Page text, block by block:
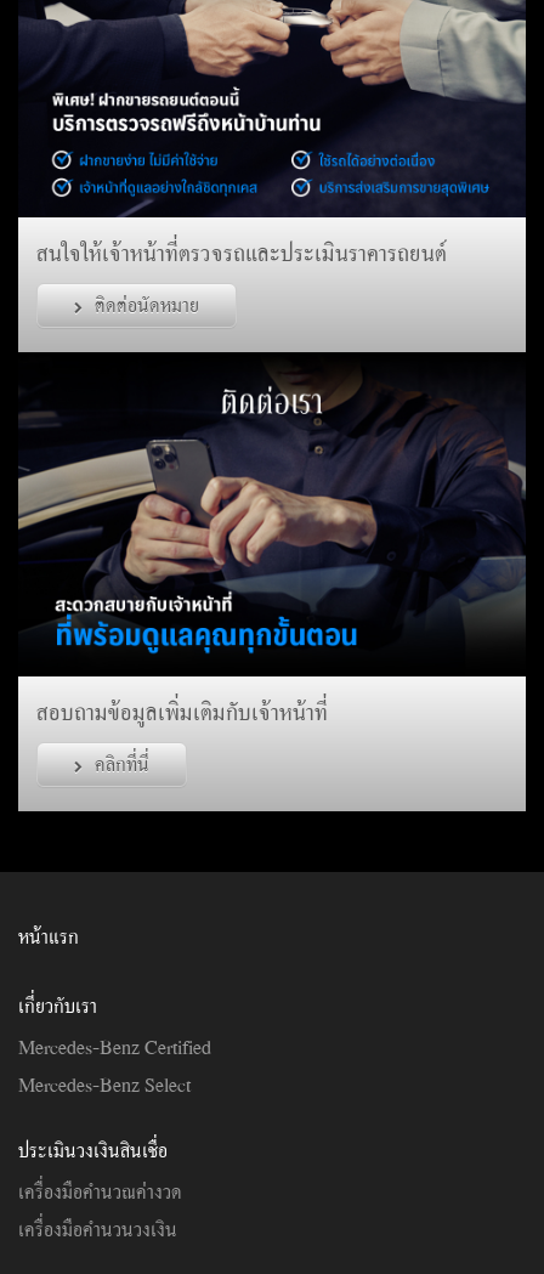
สนใจให้เจ้าหน้าที่ตรวจรถและประเมินราคารถยนต์
ติดต่อนัดหมาย
สอบถามข้อมูลเพิ่มเติมกับเจ้าหน้าที่
คลิกที่นี่
หน้าแรก
เกี่ยวกับเรา
Mercedes-Benz Certified
Mercedes-Benz Select
ประเมินวงเงินสินเชื่อ
เครื่องมือคำนวณค่างวด
เครื่องมือคำนวนวงเงิน